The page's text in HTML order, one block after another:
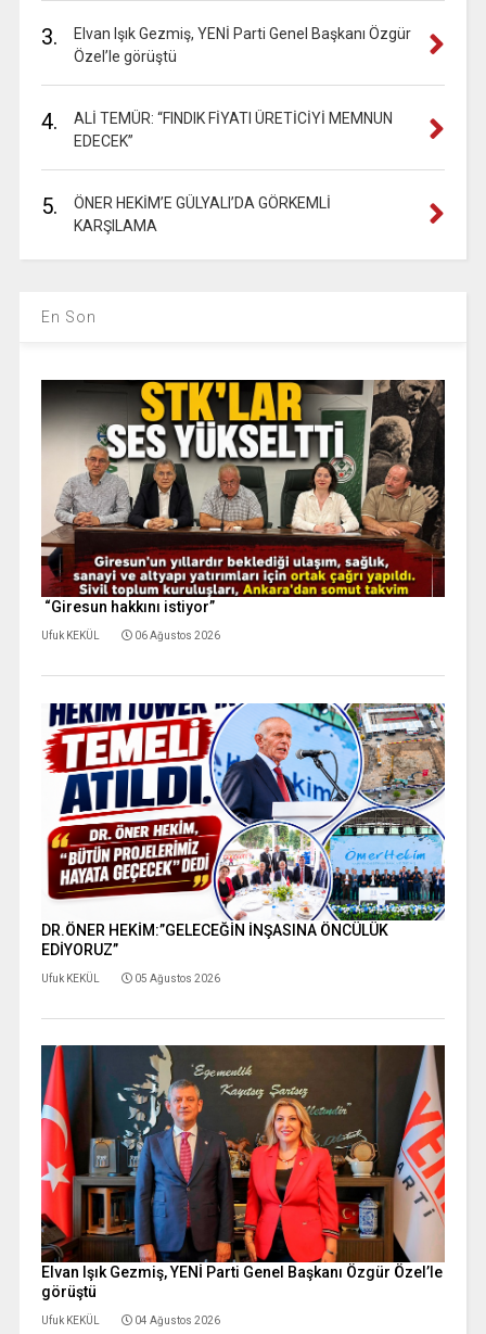
3.
Elvan Işık Gezmiş, YENİ Parti Genel Başkanı Özgür
Özel’le görüştü
4.
ALİ TEMÜR: “FINDIK FİYATI ÜRETİCİYİ MEMNUN
EDECEK”
5.
ÖNER HEKİM’E GÜLYALI’DA GÖRKEMLİ
KARŞILAMA
En Son
“Giresun hakkını istiyor”
Ufuk KEKÜL 06 Ağustos 2026
DR.ÖNER HEKİM:”GELECEĞİN İNŞASINA ÖNCÜLÜK
EDİYORUZ”
Ufuk KEKÜL 05 Ağustos 2026
Elvan Işık Gezmiş, YENİ Parti Genel Başkanı Özgür Özel’le
görüştü
Ufuk KEKÜL 04 Ağustos 2026